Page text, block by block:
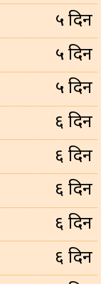
५ दिन
५ दिन
५ दिन
६ दिन
६ दिन
६ दिन
६ दिन
६ दिन